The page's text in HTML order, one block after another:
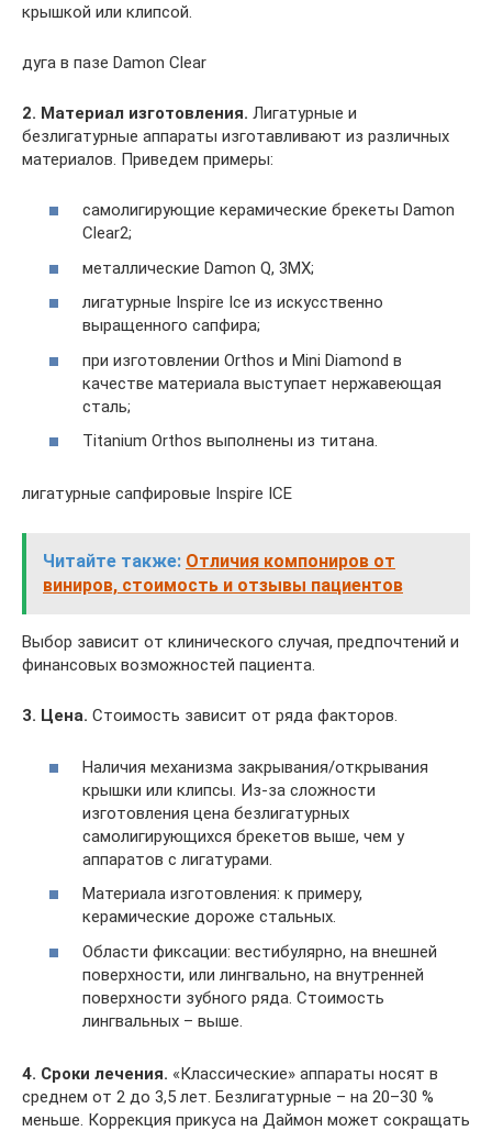
крышкой или клипсой.
дуга в пазе Damon Clear
2. Материал изготовления. Лигатурные и
безлигатурные аппараты изготавливают из различных
материалов. Приведем примеры:
самолигирующие керамические брекеты Damon
Clear2;
металлические Damon Q, 3MX;
лигатурные Inspire Ice из искусственно
выращенного сапфира;
при изготовлении Orthos и Mini Diamond в
качестве материала выступает нержавеющая
сталь;
Titanium Orthos выполнены из титана.
лигатурные сапфировые Inspire ICE
Читайте также: Отличия компониров от
виниров, стоимость и отзывы пациентов
Выбор зависит от клинического случая, предпочтений и
финансовых возможностей пациента.
3. Цена. Стоимость зависит от ряда факторов.
Наличия механизма закрывания/открывания
крышки или клипсы. Из-за сложности
изготовления цена безлигатурных
самолигирующихся брекетов выше, чем у
аппаратов с лигатурами.
Материала изготовления: к примеру,
керамические дороже стальных.
Области фиксации: вестибулярно, на внешней
поверхности, или лингвально, на внутренней
поверхности зубного ряда. Стоимость
лингвальных – выше.
4. Сроки лечения. «Классические» аппараты носят в
среднем от 2 до 3,5 лет. Безлигатурные – на 20–30 %
меньше. Коррекция прикуса на Даймон может сокращать